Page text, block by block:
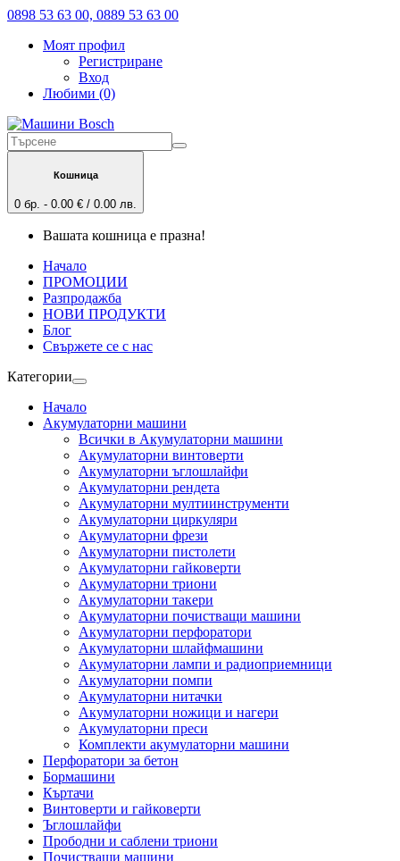
0898 53 63 00, 0889 53 63 00
Моят профил
Регистриране
Вход
Любими (0)
Кошница
0 бр. - 0.00 € / 0.00 лв.
Вашата кошница е празна!
Начало
ПРОМОЦИИ
Разпродажба
НОВИ ПРОДУКТИ
Блог
Свържете се с нас
Категории
Начало
Акумулаторни машини
Всички в Акумулаторни машини
Акумулаторни винтоверти
Акумулаторни ъглошлайфи
Акумулаторни рендета
Акумулаторни мултиинструменти
Акумулаторни циркуляри
Акумулаторни фрези
Акумулаторни пистолети
Акумулаторни гайковерти
Акумулаторни триони
Акумулаторни такери
Акумулаторни почистващи машини
Акумулаторни перфоратори
Акумулаторни шлайфмашини
Акумулаторни лампи и радиоприемници
Акумулаторни помпи
Акумулаторни нитачки
Акумулаторни ножици и нагери
Акумулаторни преси
Комплекти акумулаторни машини
Перфоратори за бетон
Бормашини
Къртачи
Винтоверти и гайковерти
Ъглошлайфи
Прободни и саблени триони
Почистващи машини